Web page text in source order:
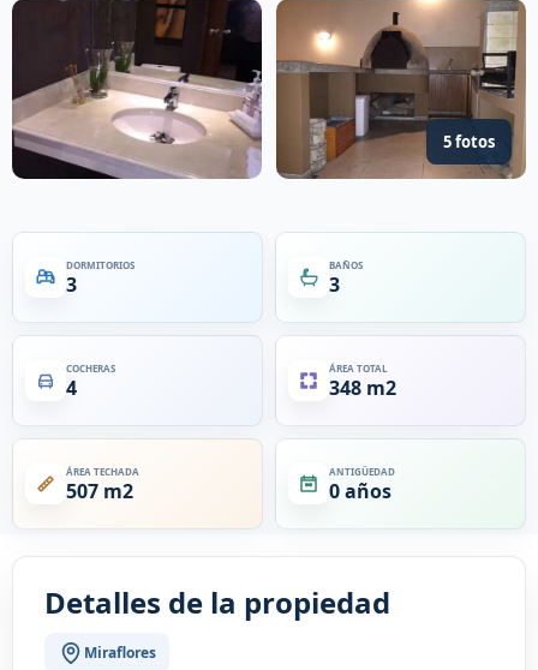
5 fotos
DORMITORIOS
3
BAÑOS
3
COCHERAS
4
ÁREA TOTAL
348 m2
ÁREA TECHADA
507 m2
ANTIGÜEDAD
0 años
Detalles de la propiedad
Miraflores